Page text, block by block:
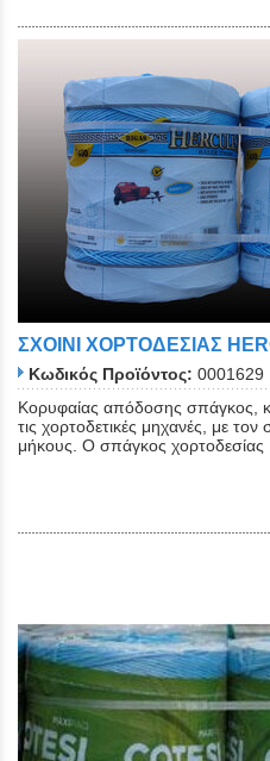
ΣΧΟΙΝΙ ΧΟΡΤΟΔΕΣΙΑΣ
Κωδικός Προϊόντος: 0001629
Kορυφαίας απόδοσης σπάγκος,
τις χορτοδετικές μηχανές, με
μήκους. O σπάγκος